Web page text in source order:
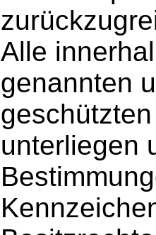
Alle
genannten
unterliegen